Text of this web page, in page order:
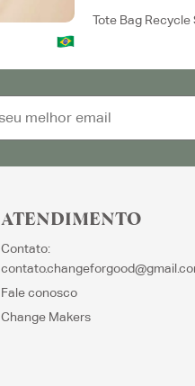
Tote Bag Recycle
ATENDIMENTO
Contato:
Fale conosco
Change Makers